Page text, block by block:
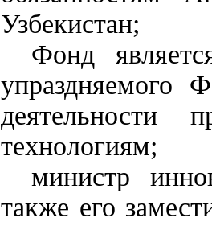
Узбекистан;
Фонд
упраздняемого
деятельности
технологиям;
министр
также его